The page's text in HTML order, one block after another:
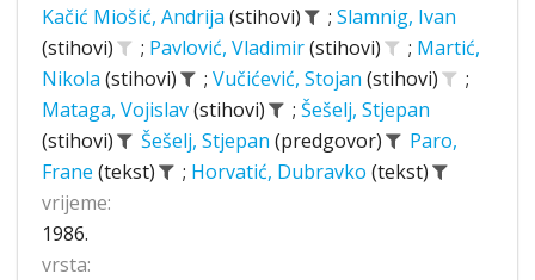
Kačić Miošić, Andrija (stihovi) ; Slamnig, Ivan
(stihovi)
; Pavlović, Vladimir(stihovi) ; Martić,
Nikola (stihovi) ; Vučićević, Stojan (stihovi)
;
Mataga, Vojislav(stihovi) ; Šešelj, Stjepan
(stihovi)
Šešelj, Stjepan (predgovor)
Paro,
Frane (tekst) ; Horvatić, Dubravko (tekst)
vrijeme:
1986.
vrsta: